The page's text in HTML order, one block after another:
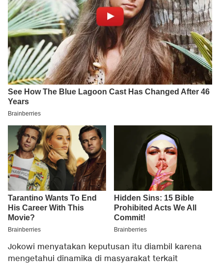
Jokowi menyatakan keputusan itu diambil karena
mengetahui dinamika di masyarakat terkait